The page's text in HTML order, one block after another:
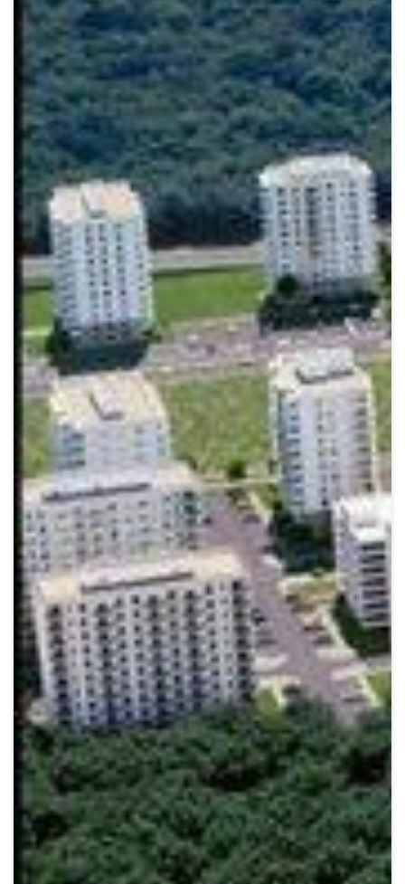
BROKERI
Crypto
Digital payments
TERMENUL ZILEI
Sustainability